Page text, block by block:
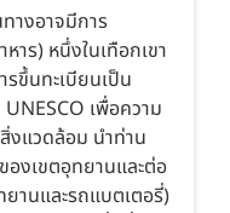
ทางอาจมีการ
าร) หนึ่งในเทือกเขา
ขึ้นทะเบียนเป็น
เพื่อความ
งแวดล้อม นำท่าน
งเขตอุทยานและต่อ
านและรถแบตเตอรี่)